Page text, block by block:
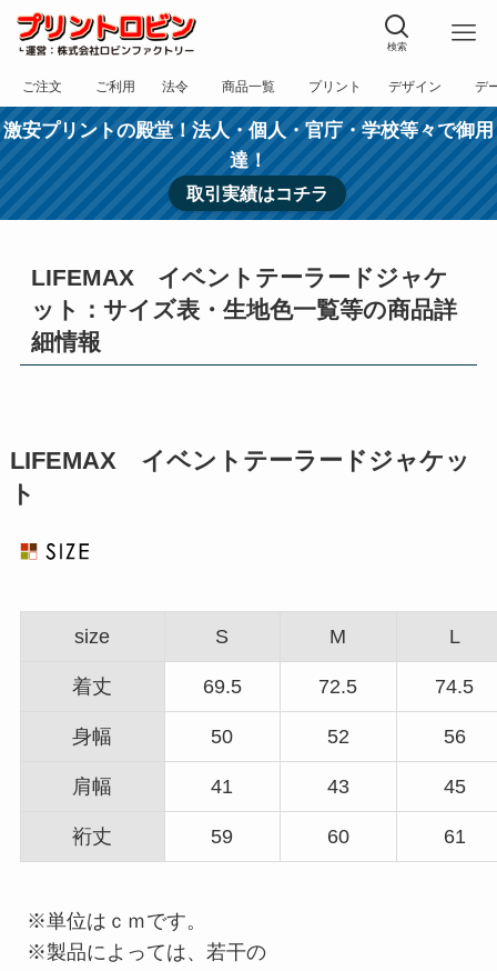
検索
ご注文
フォーム
ご利用
規約
法令
表記
商品一覧
カテゴリー
プリント
方法
デザイン
依頼
デ
入
激安プリントの殿堂！法人・個人・官庁・学校等々で御用
達！
取引実績はコチラ
LIFEMAX イベントテーラードジャケ
ット：サイズ表・生地色一覧等の商品詳
細情報
LIFEMAX イベントテーラードジャケッ
ト
size S M L
着丈 69.5 72.5 74.5
身幅 50 52 56
肩幅 41 43 45
裄丈 59 60 61
※単位はｃｍです。
※製品によっては、若干の